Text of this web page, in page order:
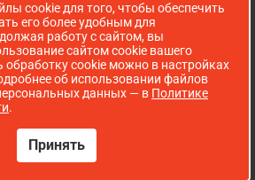
с 8:00 до 16:00
Луначарского, д. 52 А
с 8:00 до 18:00
Сопровождение сайта WebStroy
cookie для того, чтобы обеспечить
его более удобным для
работу с сайтом, вы
сайтом cookie вашего
обработку cookie можно в настройках
об использовании файлов
данных — в Политике
.
Принять